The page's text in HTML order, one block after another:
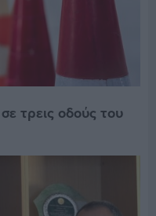
τρεις οδούς του